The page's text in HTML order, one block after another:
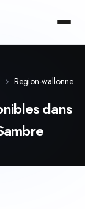
Region-wallonne
dans